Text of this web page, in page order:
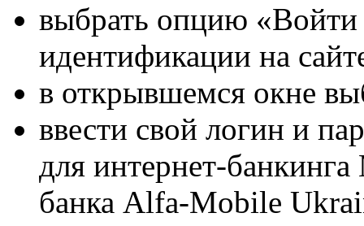
выбрать опцию «Войти
идентификации на
в открывшемся окне
ввести свой логин и
для интернет-
банка Alfa-Mobile